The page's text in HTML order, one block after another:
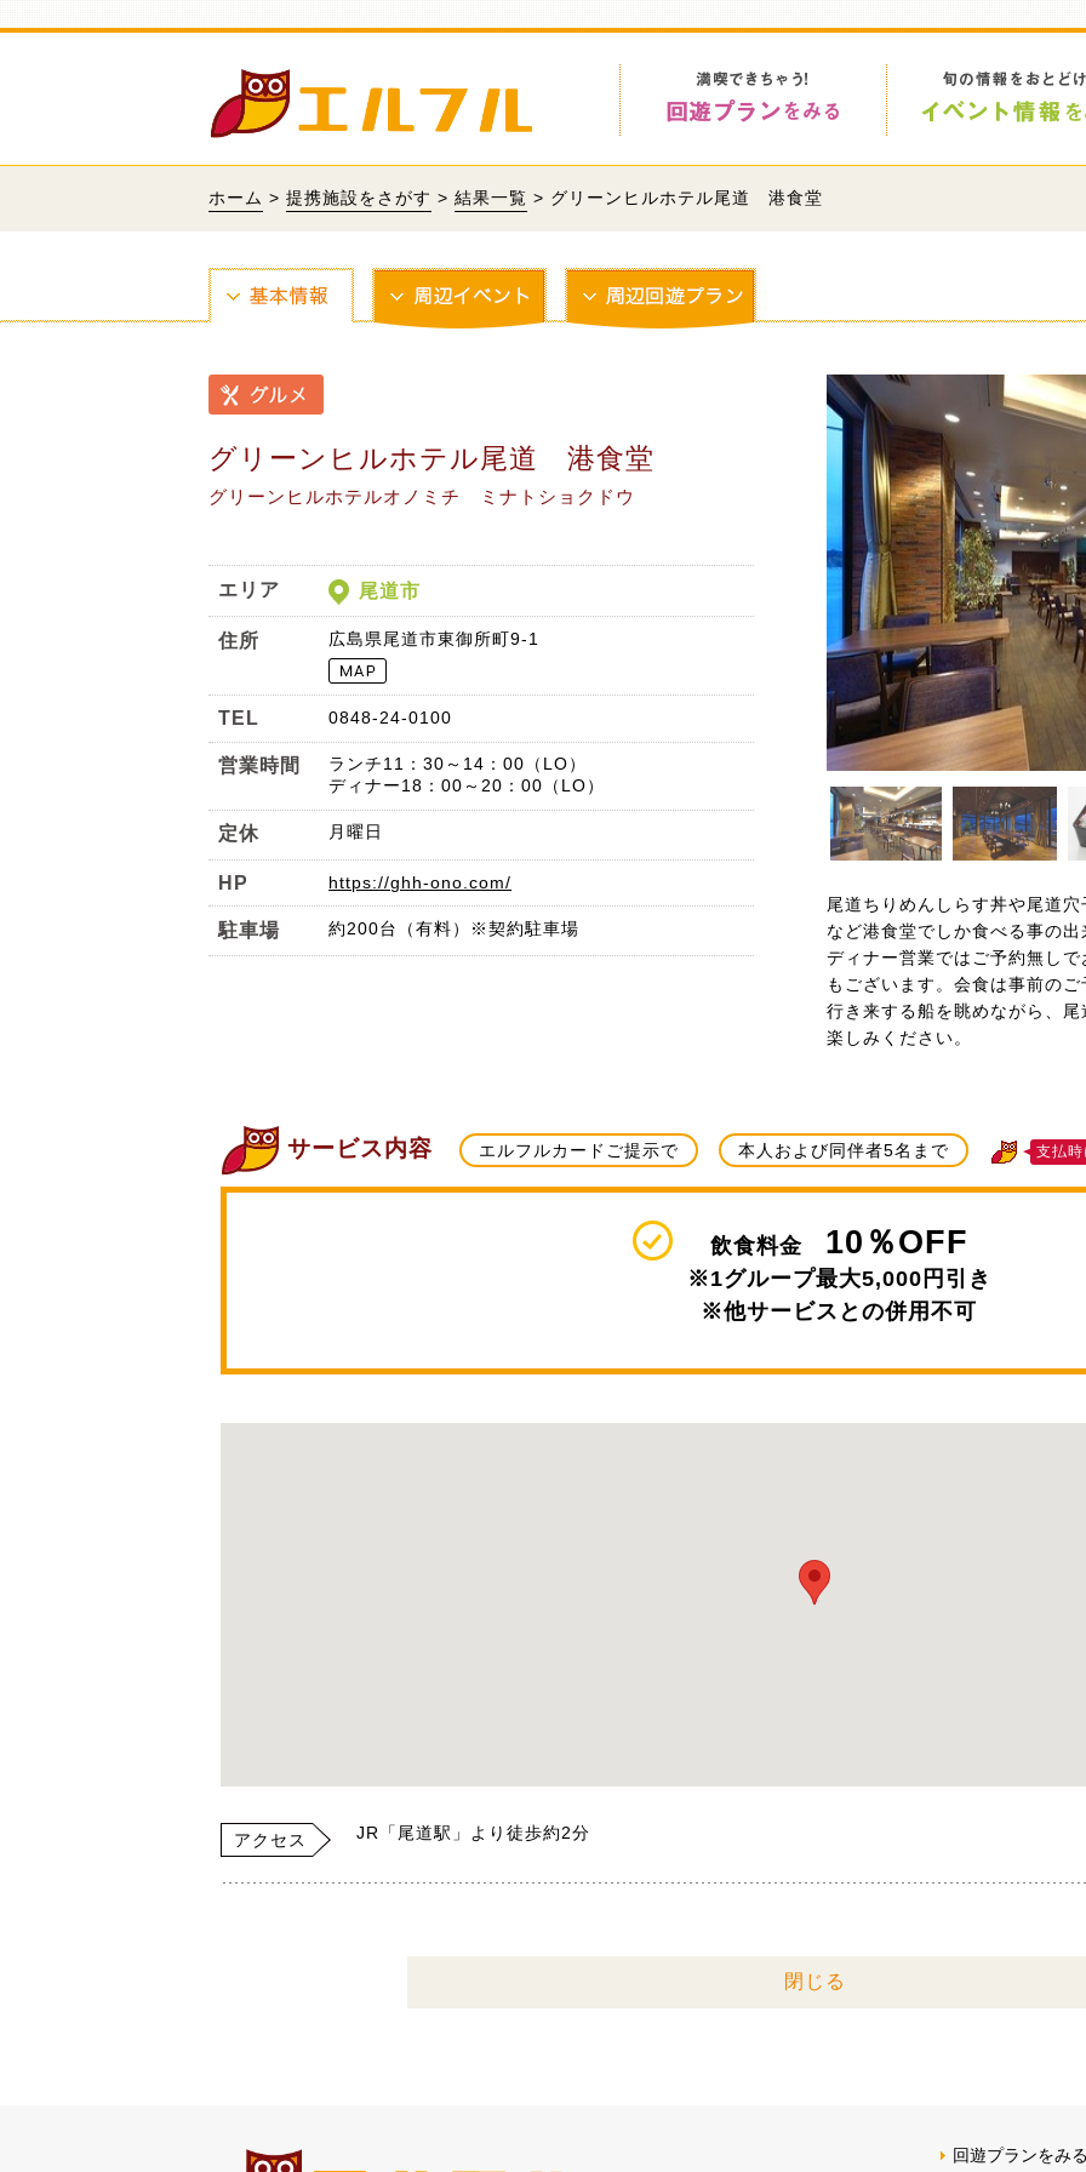
ホーム > 提携施設をさがす > 結果一覧 > グリーンヒルホテル尾道 港食堂
グリーンヒルホテル尾道 港食堂
グリーンヒルホテルオノミチ ミナトショクドウ
エリア 尾道市
住所 広島県尾道市東御所町9-1
TEL 0848-24-0100
営業時間
ランチ11：30～14：00（LO）
ディナー18：00～20：00（LO）
定休 月曜日
HP https://ghh-ono.com/
駐車場 約200台（有料）※契約駐車場
尾道ちりめんしらす丼や尾道
など港食堂でしか食べる事の
ディナー営業ではご予約無し
もございます。会食は事前の
行き来する船を眺めながら、
楽しみください。
サービス内容 エルフルカードご提示で 本人および同伴者5名まで 支払
飲食料金 10％OFF
※1グループ最大5,000円引き
※他サービスとの併用不可
アクセス JR「尾道駅」より徒歩約2分
閉じる
回遊プランをみ